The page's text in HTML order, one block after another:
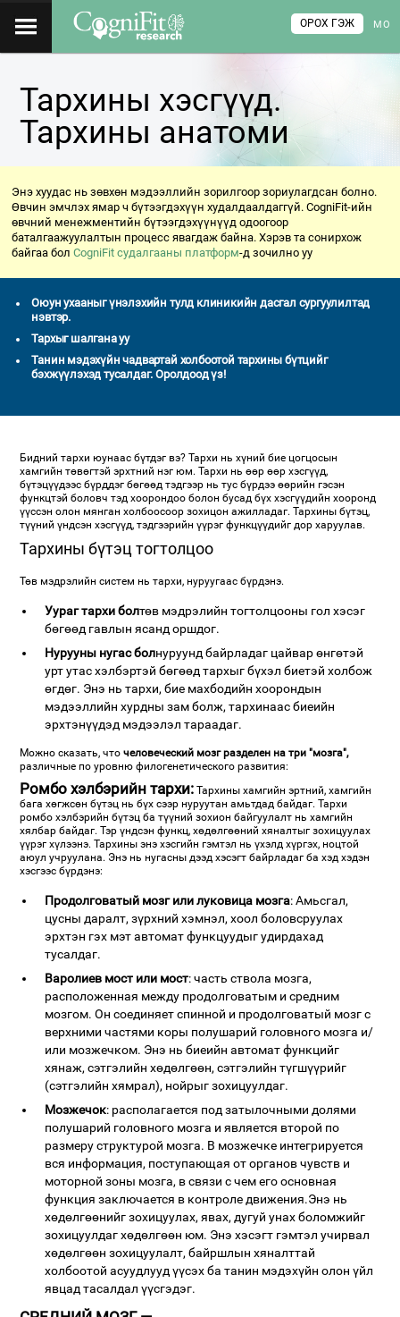
МО
ОРОХ ГЭЖ
Тархины хэсгүүд.
Тархины анатоми
Энэ хуудас нь зөвхөн мэдээллийн зорилгоор зориулагдсан болно.
Өвчин эмчлэх ямар ч бүтээгдэхүүн худалдаалдаггүй. CogniFit-ийн
өвчний менежментийн бүтээгдэхүүнүүд одоогоор
баталгаажуулалтын процесс явагдаж байна. Хэрэв та сонирхож
байгаа болCogniFit судалгааны платформ-д зочилно уу
Оюун ухааныг үнэлэхийн тулд клиникийн дасгал сургуулилтад
нэвтэр.
Тархыг шалгана уу
Танин мэдэхүйн чадвартай холбоотой тархины бүтцийг
бэхжүүлэхэд тусалдаг. Оролдоод үз!
Бидний тархи юунаас бүтдэг вэ? Тархи нь хүний бие цогцосын
хамгийн төвөгтэй эрхтний нэг юм. Тархи нь өөр өөр хэсгүүд,
бүтэцүүдээс бүрддэг бөгөөд тэдгээр нь тус бүрдээ өөрийн гэсэн
функцтэй боловч тэд хоорондоо болон бусад бүх хэсгүүдийн хооронд
үүссэн олон мянган холбоосоор зохицон ажилладаг. Тархины бүтэц,
түүний үндсэн хэсгүүд, тэдгээрийн үүрэг функцүүдийг дор харуулав.
Тархины бүтэц тогтолцоо
Төв мэдрэлийн систем нь тархи, нуруугаас бүрдэнэ.
Уураг тархи болтөв мэдрэлийн тогтолцооны гол хэсэг
бөгөөд гавлын ясанд оршдог.
Нурууны нугас болнуруунд байрладаг цайвар өнгөтэй
урт утас хэлбэртэй бөгөөд тархыг бүхэл биетэй холбож
өгдөг. Энэ нь тархи, бие махбодийн хоорондын
мэдээллийн хурдны зам болж, тархинаас биеийн
эрхтэнүүдэд мэдээлэл тараадаг.
Можно сказать, чточеловеческий мозг разделен на три "мозга",
различные по уровню филогенетического развития:
Ромбо хэлбэрийн тархи: Тархины хамгийн эртний, хамгийн
бага хөгжсөн бүтэц нь бүх сээр нуруутан амьтдад байдаг. Тархи
ромбо хэлбэрийн бүтэц ба түүний зохион байгуулалт нь хамгийн
хялбар байдаг. Тэр үндсэн функц, хөдөлгөөний хяналтыг зохицуулах
үүрэг хүлээнэ. Тархины энэ хэсгийн гэмтэл нь үхэлд хүргэх, ноцтой
аюул учруулана. Энэ нь нугасны дээд хэсэгт байрладаг ба хэд хэдэн
хэсгээс бүрдэнэ:
Продолговатый мозг или луковица мозга: Амьсгал,
цусны даралт, зүрхний хэмнэл, хоол боловсруулах
эрхтэн гэх мэт автомат функцуудыг удирдахад
тусалдаг.
Варолиев мост или мост: часть ствола мозга,
расположенная между продолговатым и средним
мозгом. Он соединяет спинной и продолговатый мозг с
верхними частями коры полушарий головного мозга и/
или мозжечком. Энэ нь биеийн автомат функцийг
хянаж, сэтгэлийн хөдөлгөөн, сэтгэлийн түгшүүрийг
(сэтгэлийн хямрал), нойрыг зохицуулдаг.
Мозжечок: располагается под затылочными долями
полушарий головного мозга и является второй по
размеру структурой мозга. В мозжечке интегрируется
вся информация, поступающая от органов чувств и
моторной зоны мозга, в связи с чем его основная
функция заключается в контроле движения.Энэ нь
хөдөлгөөнийг зохицуулах, явах, дугуй унах боломжийг
зохицуулдаг хөдөлгөөн юм. Энэ хэсэгт гэмтэл учирвал
хөдөлгөөн зохицуулалт, байршлын хяналттай
холбоотой асуудлууд үүсэх ба танин мэдэхүйн олон үйл
явцад тасалдал үүсгэдэг.